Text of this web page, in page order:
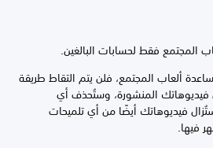
المجتمع فقط لحسابات البالغين.
ألعاب المجتمع، فلن يتم التقاط طريقة
فيديوهاتك المنشورة، وستُحذف أي
فيديوهاتك أيضًا من أي تلميحات
فيها.